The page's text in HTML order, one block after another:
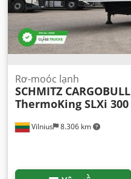
Vilnius 8.306 km
Rơ-moóc lạnh
SCHMITZ CARGOBULL
ThermoKing SLXi 300